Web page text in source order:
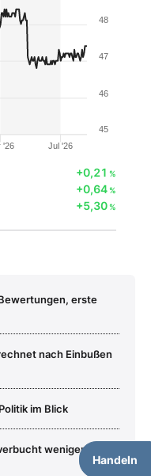
Handeln
'26 Jul '26
45
46
47
48
+0,21 %
+0,64%
+5,30%
erste
nach Einbußen
im Blick
weniger